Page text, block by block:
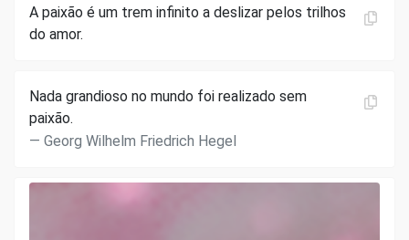
A paixão é um trem infinito a deslizar pelos trilhos
do amor.
Nada grandioso no mundo foi realizado sem
paixão.
Georg Wilhelm Friedrich Hegel